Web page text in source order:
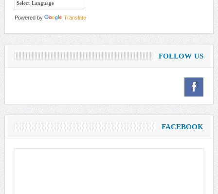
Powered by Translate
FOLLOW US
FACEBOOK